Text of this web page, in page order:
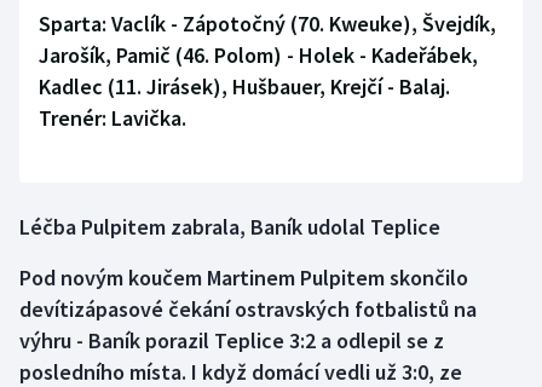
Sparta: Vaclík - Zápotočný (70. Kweuke), Švejdík,
Jarošík, Pamič (46. Polom) - Holek - Kadeřábek,
Kadlec (11. Jirásek), Hušbauer, Krejčí - Balaj.
Trenér: Lavička.
Léčba Pulpitem zabrala, Baník udolal Teplice
Pod novým koučem Martinem Pulpitem skončilo
devítizápasové čekání ostravských fotbalistů na
výhru - Baník porazil Teplice 3:2 a odlepil se z
posledního místa. I když domácí vedli už 3:0, ze